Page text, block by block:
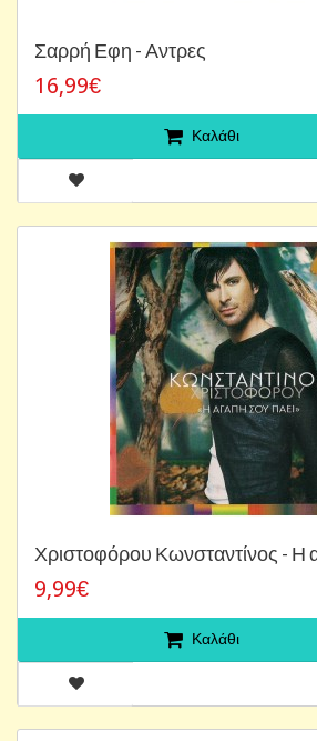
Σαρρή Εφη - Αντρες
16,99€
Καλάθι
Χριστοφόρου Κωνσταντίνος - Η
9,99€
Καλάθι